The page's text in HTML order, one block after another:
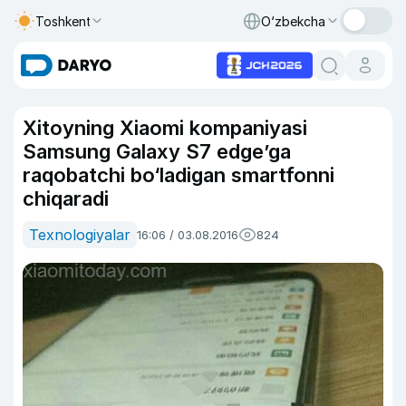
Toshkent O‘zbekcha
Xitoyning Xiaomi kompaniyasi
Samsung Galaxy S7 edge’ga
raqobatchi bo‘ladigan smartfonni
chiqaradi
Texnologiyalar 16:06 / 03.08.2016 824